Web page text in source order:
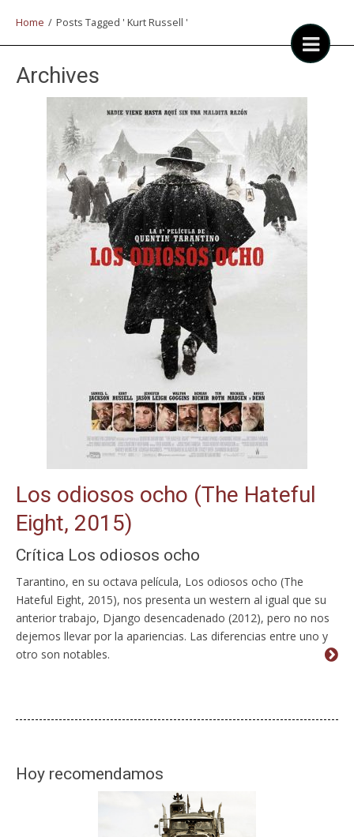
Home / Posts Tagged ' Kurt Russell '
Archives
Los odiosos ocho (The Hateful
Eight, 2015)
Crítica Los odiosos ocho
Tarantino, en su octava película, Los odiosos ocho (The
Hateful Eight, 2015), nos presenta un western al igual que su
anterior trabajo, Django desencadenado (2012), pero no nos
dejemos llevar por la apariencias. Las diferencias entre uno y
otro son notables.
Hoy recomendamos